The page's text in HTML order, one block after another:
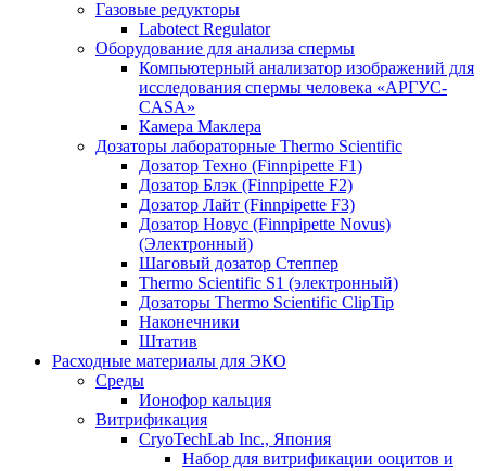
Газовые редукторы
Labotect Regulator
Оборудование для анализа спермы
Компьютерный анализатор изображений для
исследования спермы человека «АРГУС-
CASA»
Камера Маклера
Дозаторы лабораторные Thermo Scientific
Дозатор Техно (Finnpipette F1)
Дозатор Блэк (Finnpipette F2)
Дозатор Лайт (Finnpipette F3)
Дозатор Новус (Finnpipette Novus)
(Электронный)
Шаговый дозатор Степпер
Thermo Scientific S1 (электронный)
Дозаторы Thermo Scientific ClipTip
Наконечники
Штатив
Расходные материалы для ЭКО
Среды
Ионофор кальция
Витрификация
CryoTechLab Inc., Япония
Набор для витрификации ооцитов и